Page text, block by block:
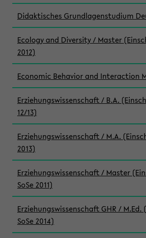
Didaktisches Grundlagenstudium
Ecology and Diversity / Master
2012)
Economic Behavior and Interaction
Erziehungswissenschaft / B.A.
12/13)
Erziehungswissenschaft / M.A.
2013)
Erziehungswissenschaft / Master
SoSe 2011)
Erziehungswissenschaft GHR / M.Ed.
SoSe 2014)